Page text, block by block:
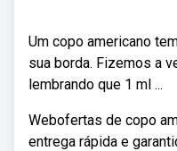
Um copo americano
sua borda. Fizemos a
lembrando que 1 ml ...
Webofertas de copo
entrega rápida e